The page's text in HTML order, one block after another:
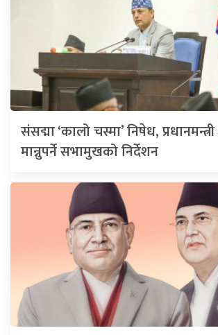
संसद्मा ‘कालो चस्मा’ निषेध,
मान्नुपर्ने सभामुखको निर्देशन